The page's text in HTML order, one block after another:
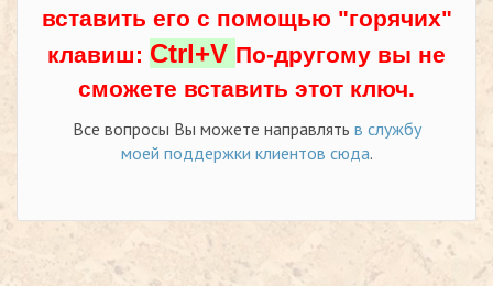
вставить его с помощью "горячих"
клавиш: Ctrl+V По-другому вы не
сможете вставить этот ключ.
Все вопросы Вы можете направлять в службу
моей поддержки клиентов сюда.